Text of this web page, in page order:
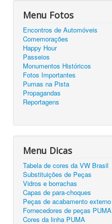
Menu Fotos
Encontros de Automóveis
Comemorações
Happy Hour
Passeios
Monumentos Históricos
Fotos Importantes
Pumas na Pista
Propagandas
Reportagens
Menu Dicas
Tabela de cores da VW Brasil
Substituições de Peças
Vidros e borrachas
Capas de para-choques
Peças de acabamento externo
Fornecedores de peças PUMA
Cores da linha PUMA